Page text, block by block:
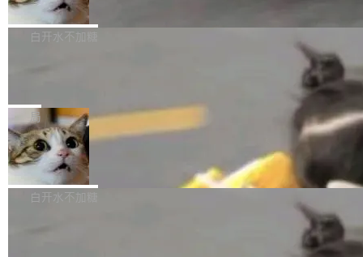
Z Flip8三款折叠屏新机均在7月22日发布，且全
部搭载骁龙8 Elite Gen5 for Galaxy，它们本该
眼的位置：「Software is made between com
mits」——软件是在 commit 之间写出来的。git
是把这段空隙补上。 回退到任何一次编辑：Delt
aDB 捕获 commit 之间的每一次操作，...
根据风险投资人Tomer Tunguz 博客（VC 分
析）披露的最新分析与第二季度业绩报告，Spac
微软同期总资本开支的四成。 与亚马逊、Alpha
bet、微软以及 Meta 等传统科技巨头相比，Spa
ceXAI的资金消耗速度尤为引人瞩目。然而，支
撑庞大支出的资金来源却呈现出截然不同的面
貌。数据显示，微软和 Meta 主要依托充沛的经
白开水不加糖
一个在终端里运行的编程 agent；Muse Spark
1.2，驱动这个 agent 的新模型。一句话概括：
你可以用 curl -fsSL https://dev.meta.ai/install.
sh | bash 安装一个能在大项目里自动规划、写
代码、验证结果的 AI 终端工具。 据介绍，Muse
局
美团开源 LoHoSearch，用知识图谱校
准 AI 能力认知
机器出题的前提，是让机器拥有全局视野。整个
构建流程可以分为四个环节：建图 → 控制难度
白开水不加糖